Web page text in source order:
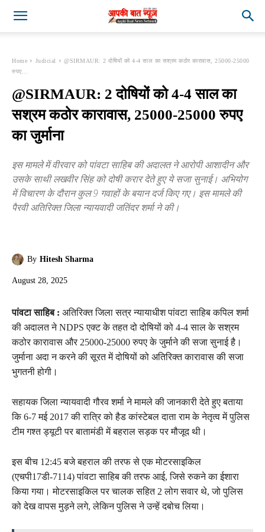
Home Judicial
@SIRMAUR: 2 दोषियों को 4-4 साल का सश्रम कठोर कारावास, 25000-25000
रुपए...
@SIRMAUR: 2 दोषियों को 4-4 साल का
सश्रम कठोर कारावास, 25000-25000 रुपए
का जुर्माना
इस मामले में वीरवार को पांवटा साहिब की अदालत ने आरोपी आशादीन और
उसके साथी लखवीर सिंह को दोषी करार देते हुए ये सजा सुनाई। अभियोग
में विचारण के दौरान कुल 9 गवाहों के बयान दर्ज किए गए। इस मामले की
पैरवी अतिरिक्त जिला न्यायवादी जतिंदर शर्मा ने की।
By Hitesh Sharma
August 28, 2025
पांवटा साहिब : अतिरिक्त जिला सत्र न्यायाधीश पांवटा साहिब कपिल शर्मा
की अदालत ने NDPS एक्ट के तहत दो दोषियों को 4-4 साल के सश्रम
कठोर कारावास और 25000-25000 रुपए के जुर्माने की सजा सुनाई है।
जुर्माना अदा न करने की सूरत में दोषियों को अतिरिक्त कारावास की सजा
भुगतनी होगी।
सहायक जिला न्यायवादी गौरव शर्मा ने मामले की जानकारी देते हुए बताया
कि 6-7 मई 2017 की रात्रि को हैड कांस्टेबल दाता राम के नेतृत्व में पुलिस
टीम गश्त ड्यूटी पर बातामंडी में बहराल सड़क पर मौजूद थी।
इस बीच 12:45 बजे बहराल की तरफ से एक मोटरसाइकिल
(एचपी17डी-7114) पांवटा साहिब की तरफ आई, जिसे रुकने का ईशारा
किया गया। मोटरसाइकिल पर चालक सहित 2 लोग सवार थे, जो पुलिस
को देख वापस मुड़ने लगे, लेकिन पुलिस ने उन्हें दबोच लिया।